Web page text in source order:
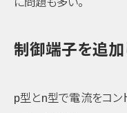
制御端子を追加
p型とn型で電流をコン